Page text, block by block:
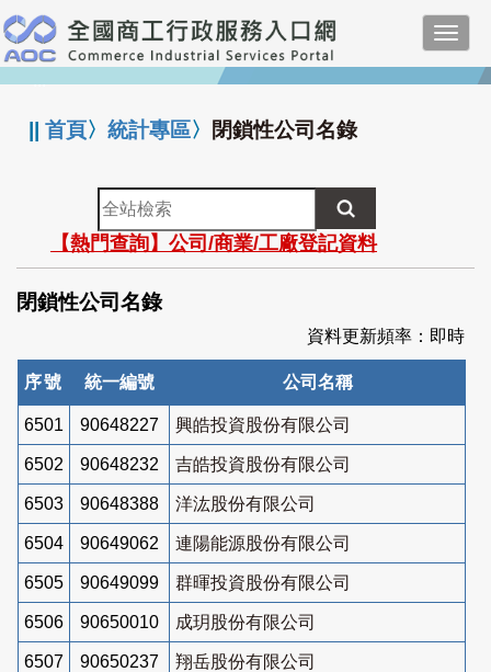
跳
到
主
要
:::
||首頁〉統計專區〉 閉鎖性公司名錄
全
站
檢
索
【熱門查詢】公司/商業/工廠登記資料
閉鎖性公司名錄
資料更新頻率：即時
序號 統一編號 公司名稱
6501 90648227 興皓投資股份有限公司
6502 90648232 吉皓投資股份有限公司
6503 90648388 洋汯股份有限公司
6504 90649062 連陽能源股份有限公司
6505 90649099 群暉投資股份有限公司
6506 90650010 成玥股份有限公司
6507 90650237 翔岳股份有限公司